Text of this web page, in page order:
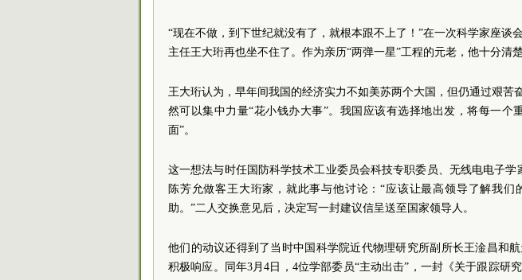
“现在不做，到下世纪就没有了，就根本跟不上了！”在一次科学家座谈
主任王大珩再也坐不住了。作为亲历“两弹一星”工程的元老，他十分清
王大珩认为，早年间我国的经济实力不如美苏两个大国，但仍通过艰苦
然可以集中力量“花小钱办大事”。我国应该有选择地出发，将每一个
面”。
这一想法与时任国防科学技术工业委员会科技专职委员、无线电电子学
陈芳允做客王大珩家，就此事与他讨论：“应该让最高领导了解我们
助。”二人交换意见后，决定写一封建议信呈送至国家领导人。
他们的动议还得到了当时中国科学院近代物理研究所副所长王淦昌和
积极响应。同年3月4日，4位学部委员“主动出击”，一封《关于跟踪研